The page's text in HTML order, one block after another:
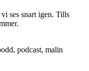
ses snart igen. Tills